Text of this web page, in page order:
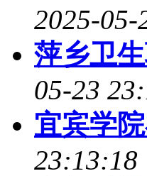
2025-05-
萍乡卫
05-23
宜宾学
23:13:18